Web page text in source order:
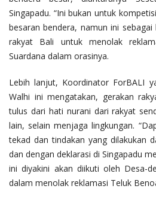
Singapadu. “Ini bukan untuk
besaran bendera, namun ini
rakyat Bali untuk menolak
Suardana dalam orasinya.
Lebih lanjut, Koordinator ForBALI
Walhi ini mengatakan, gerakan
tulus dari hati nurani dari rakyat
lain, selain menjaga lingkungan.
tekad dan tindakan yang dilakukan
dan dengan deklarasi di Singapadu
ini diyakini akan diikuti oleh Desa-
dalam menolak reklamasi Teluk